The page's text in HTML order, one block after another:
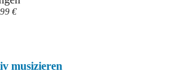
€
musizieren